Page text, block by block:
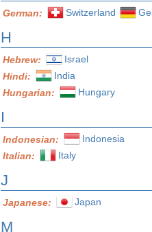
German: Switzerland
H
Hebrew:
Israel
Hindi:
India
Hungarian:
Hungary
I
Indonesian:
Indonesia
Italian:
Italy
J
Japanese: Japan
M